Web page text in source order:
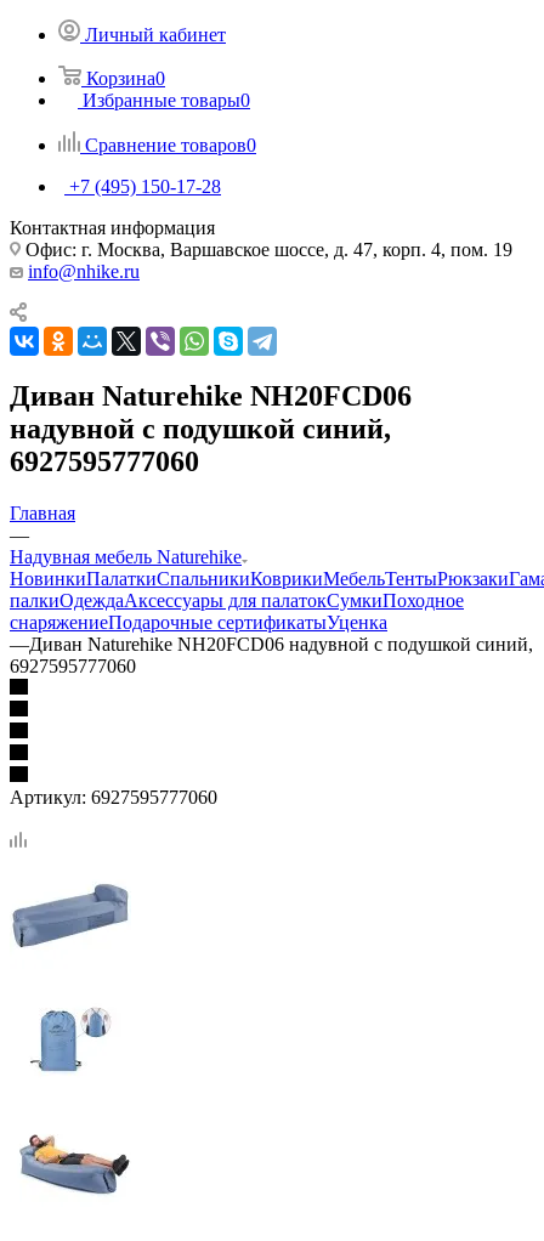
Личный кабинет
Корзина0
Избранные товары0
Сравнение товаров0
+7 (495) 150-17-28
Контактная информация
Офис: г. Москва, Варшавское шоссе, д. 47, корп. 4, пом. 19
info@nhike.ru
Диван Naturehike NH20FCD06
надувной с подушкой синий,
6927595777060
Главная
—
Надувная мебель Naturehike
НовинкиПалаткиСпальникиКоврикиМебельТентыРюкзаки
палкиОдеждаАксессуары для палатокСумкиПоходное
снаряжениеПодарочные сертификатыУценка
—Диван Naturehike NH20FCD06 надувной с подушкой синий,
6927595777060
Артикул: 6927595777060